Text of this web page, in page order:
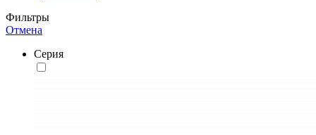
Фильтры
Отмена
Серия